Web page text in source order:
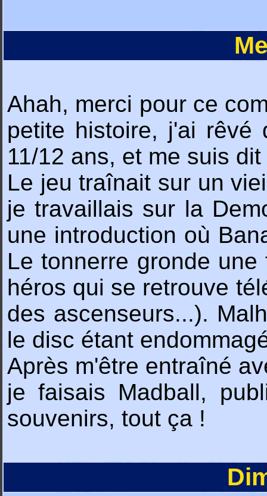
Ahah, merci pour ce
petite histoire, j'ai
11/12 ans, et me suis
Le jeu traînait sur un
je travaillais sur la
une introduction où
Le tonnerre gronde
héros qui se retrouve
des ascenseurs...).
le disc étant
Après m'être entraîné
je faisais Madball,
souvenirs, tout ça !